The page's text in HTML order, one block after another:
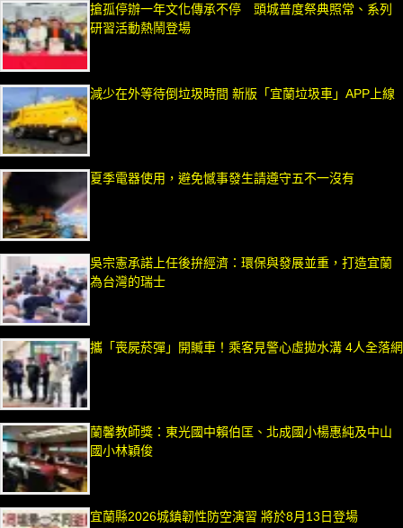
搶孤停辦一年文化傳承不停 頭城普度祭典照常、系列
研習活動熱鬧登場
減少在外等待倒垃圾時間 新版「宜蘭垃圾車」APP上線
夏季電器使用，避免憾事發生請遵守五不一沒有
吳宗憲承諾上任後拚經濟：環保與發展並重，打造宜蘭
為台灣的瑞士
攜「喪屍菸彈」開贓車！乘客見警心虛拋水溝 4人全落網
蘭馨教師獎：東光國中賴伯匡、北成國小楊惠純及中山
國小林穎俊
宜蘭縣2026城鎮韌性防空演習 將於8月13日登場